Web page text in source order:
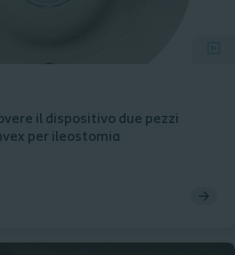
il dispositivo due pezzi
per ileostomia